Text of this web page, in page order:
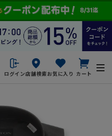
ログイン店舗検索お気に入り カート